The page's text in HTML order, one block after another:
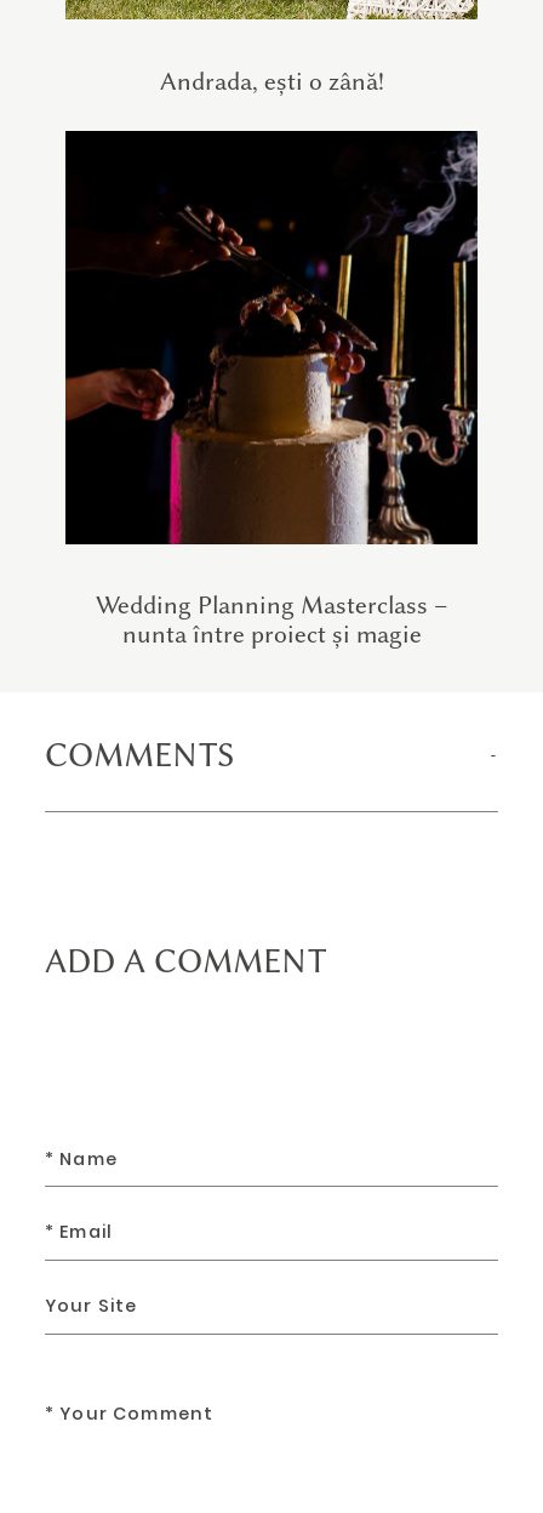
Andrada, ești o zână!
Wedding Planning Masterclass –
nunta între proiect și magie
COMMENTS
ADD A COMMENT